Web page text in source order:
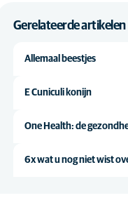
Gerelateerde artikelen
Allemaal beestjes
E Cuniculi konijn
One Health: de
6x wat u nog niet wist